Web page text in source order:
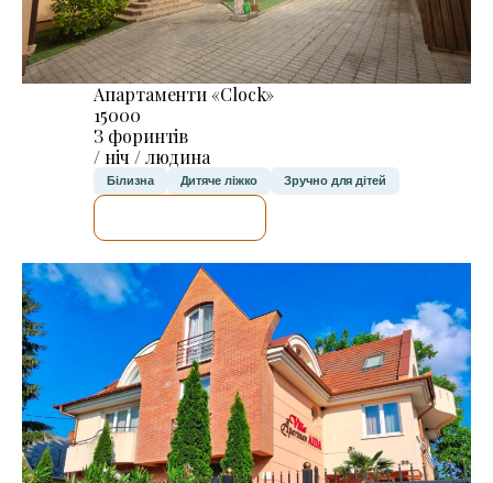
Апартаменти «Clock»
15000
З форинтів
/ ніч / людина
Білизна Дитяче ліжко Зручно для дітей